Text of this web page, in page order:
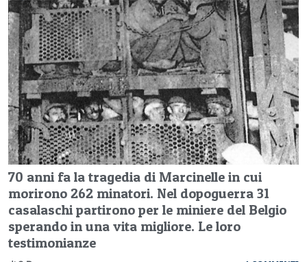
70 anni fa la tragedia di Marcinelle in cui
morirono 262 minatori. Nel dopoguerra 31
casalaschi partirono per le miniere del Belgio
sperando in una vita migliore. Le loro
testimonianze